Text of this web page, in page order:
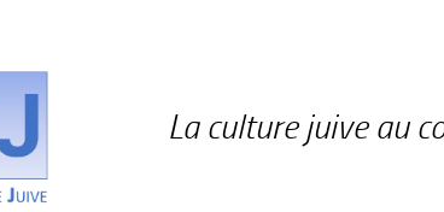
La culture juive au